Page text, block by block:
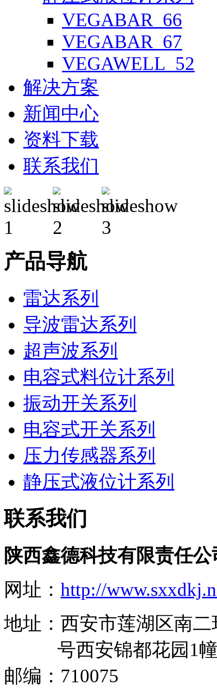
VEGABAR_66
VEGABAR_67
VEGAWELL_52
解决方案
新闻中心
资料下载
联系我们
产品导航
雷达系列
导波雷达系列
超声波系列
电容式料位计系列
振动开关系列
电容式开关系列
压力传感器系列
静压式液位计系列
联系我们
陕西鑫德科技有限责任公
网址： http://
地址：西安市莲湖区南
号西安锦都花园1幢
邮编：710075